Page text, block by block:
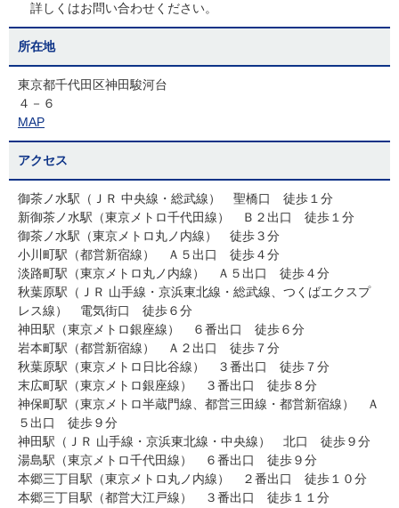
詳しくはお問い合わせください。
所在地
東京都千代田区神田駿河台
４－６
MAP
アクセス
御茶ノ水駅（ＪＲ 中央線・総武線） 聖橋口 徒歩１分
新御茶ノ水駅（東京メトロ千代田線） Ｂ２出口 徒歩１分
御茶ノ水駅（東京メトロ丸ノ内線） 徒歩３分
小川町駅（都営新宿線） Ａ５出口 徒歩４分
淡路町駅（東京メトロ丸ノ内線） Ａ５出口 徒歩４分
秋葉原駅（ＪＲ 山手線・京浜東北線・総武線、つくばエクスプ
レス線） 電気街口 徒歩６分
神田駅（東京メトロ銀座線） ６番出口 徒歩６分
岩本町駅（都営新宿線） Ａ２出口 徒歩７分
秋葉原駅（東京メトロ日比谷線） ３番出口 徒歩７分
末広町駅（東京メトロ銀座線） ３番出口 徒歩８分
神保町駅（東京メトロ半蔵門線、都営三田線・都営新宿線） Ａ
５出口 徒歩９分
神田駅（ＪＲ 山手線・京浜東北線・中央線） 北口 徒歩９分
湯島駅（東京メトロ千代田線） ６番出口 徒歩９分
本郷三丁目駅（東京メトロ丸ノ内線） ２番出口 徒歩１０分
本郷三丁目駅（都営大江戸線） ３番出口 徒歩１１分